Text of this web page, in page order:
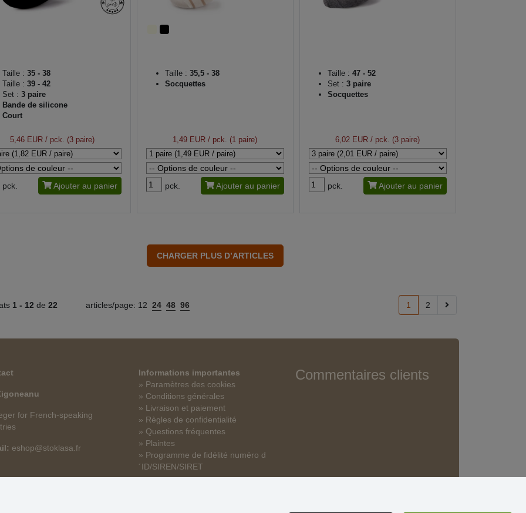
Taille : 35 - 38
Taille : 39 - 42
Set : 3 paire
Bande de silicone
Court
5,46 EUR / pck. (3 paire)
pck. Ajouter au panier
Taille : 35,5 - 38
Socquettes
1,49 EUR / pck. (1 paire)
pck. Ajouter au panier
Taille : 47 - 52
Set : 3 paire
Socquettes
6,02 EUR / pck. (3 paire)
pck. Ajouter au panier
1 - 12 de 22 articles/page: 12 24 48 96 1 2
for French-speaking
eshop@stoklasa.fr
Informations importantes
» Paramètres des cookies
» Conditions générales
» Livraison et paiement
» Règles de confidentialité
» Questions fréquentes
» Plaintes
» Programme de fidélité numéro d
´ID/SIREN/SIRET
Commentaires clients